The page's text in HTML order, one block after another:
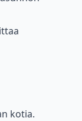
kotia.